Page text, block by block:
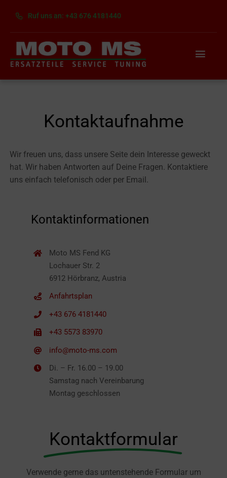
Ruf uns an: +43 676 4181440
Über uns
Kontakt
Kontaktaufnahme
Wir freuen uns, dass unsere Seite dein Interesse geweckt
hat. Wir haben Antworten auf Deine Fragen. Kontaktiere
uns einfach telefonisch oder per Email.
Kontaktinformationen
Moto MS Fend KG
Lochauer Str. 2
6912 Hörbranz, Austria
Anfahrtsplan
+43 676 4181440
+43 5573 83970
info@moto-ms.com
Di. – Fr. 16.00 – 19.00
Samstag nach Vereinbarung
Montag geschlossen
Kontaktformular
Verwende gerne das untenstehende Formular um